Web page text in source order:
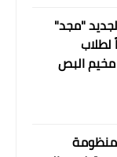
"مجد"
لطلاب
البص